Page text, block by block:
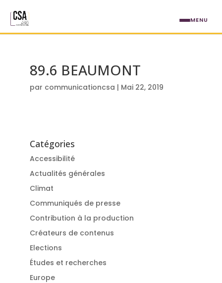
89.6 BEAUMONT
par communicationcsa | Mai 22, 2019
Catégories
Accessibilité
Actualités générales
Climat
Communiqués de presse
Contribution à la production
Créateurs de contenus
Elections
Études et recherches
Europe
MENU